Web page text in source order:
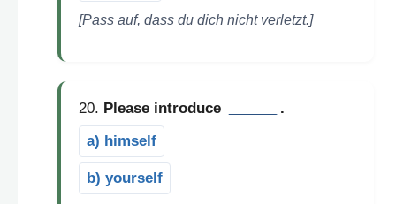
[Pass auf, dass du dich nicht verletzt.]
20. Please introduce
.
a) himself
b) yourself